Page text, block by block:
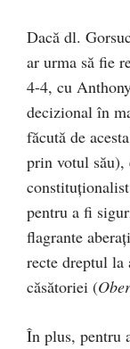
Dacă dl.
ar urma să fie
4-4, cu
decizional în
făcută de
prin votul său),
pentru a fi
flagrante
recte dreptul la
căsătoriei (
În plus, pentru